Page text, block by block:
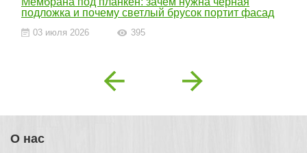
подложка и почему светлый брусок портит фасад
03 июля 2026 395
Previous Next
О нас